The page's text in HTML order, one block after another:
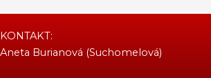
KONTAKT:
Aneta Burianová (Suchomelová)